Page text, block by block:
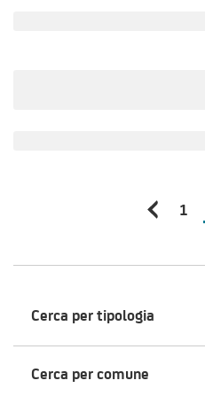
1
Cerca per tipologia
Cerca per comune